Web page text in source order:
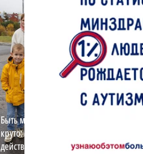
Быть многодетной семьёй – это
круто: какие меры поддержки
действуют?